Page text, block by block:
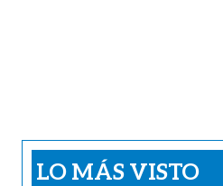
LO MÁS VISTO